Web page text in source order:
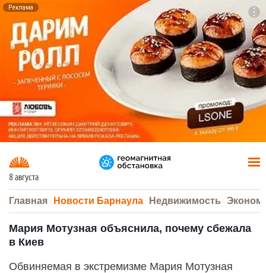
Реклама
8 августа
Главная Новости Барнаула Недвижимость
Мария Мотузная объяснила, почему сбежала
в Киев
Обвиняемая в экстремизме Мария Мотузная